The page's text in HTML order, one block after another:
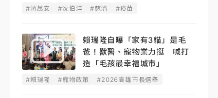
#蔣萬安 #沈伯洋 #慈濟 #疫苗
賴瑞隆自曝「家有3貓」是毛
爸！獸醫、寵物業力挺 喊打
造「毛孩最幸福城市」
#賴瑞隆 #寵物政策 #2026高雄市長選舉